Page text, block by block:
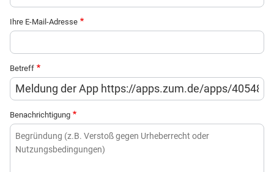
Ihre E-Mail-Adresse
Betreff
Benachrichtigung